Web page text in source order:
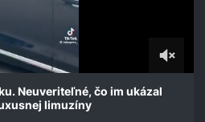
Neuveriteľné, čo im ukázal
limuzíny